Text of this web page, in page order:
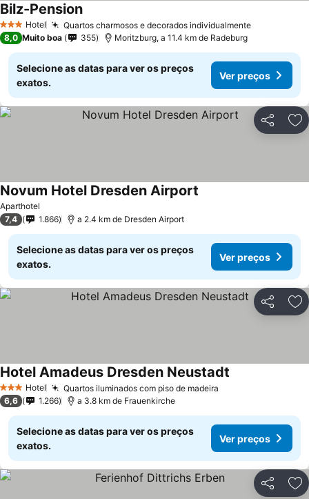
3 EstrelasHotel Quartos charmosos e decorados individualmenteVer preços
Bilz-PensionVer preços
8,0 Muito boa 355 Moritzburg, a 11.4 km de Radeburg
Selecione as datas para ver os preços
exatos.
Ver preços
Partilhar
Aparthotel
Novum Hotel Dresden Airport
7,4 1.866 a 2.4 km de Dresden Airport
Selecione as datas para ver os preços
exatos.
Ver preços
Partilhar
3 EstrelasHotel Quartos iluminados com piso de madeira
Hotel Amadeus Dresden Neustadt
6,6 1.266 a 3.8 km de Frauenkirche
Selecione as datas para ver os preços
exatos.
Ver preços
Partilhar